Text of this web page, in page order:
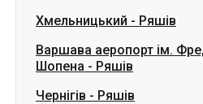
Хмельницький - Ряшів
Варшава аеропорт ім.
Шопена - Ряшів
Чернігів - Ряшів